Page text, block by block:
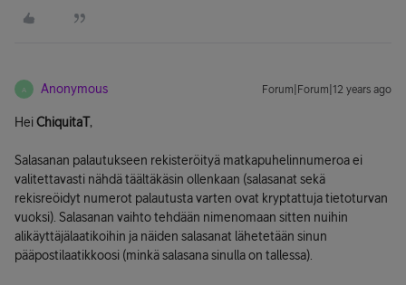
A Anonymous Forum|Forum|12 years ago
HeiChiquitaT,
Salasanan palautukseen rekisteröityä matkapuhelinnumeroa ei
valitettavasti nähdä täältäkäsin ollenkaan (salasanat sekä
rekisreöidyt numerot palautusta varten ovat kryptattuja tietoturvan
vuoksi). Salasanan vaihto tehdään nimenomaan sitten nuihin
alikäyttäjälaatikoihin ja näiden salasanat lähetetään sinun
pääpostilaatikkoosi (minkä salasana sinulla on tallessa).